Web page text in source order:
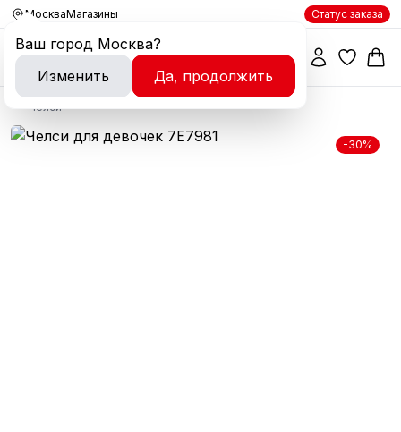
Москва
Ваш город Москва?
Изменить
Да, продолжить
Магазины Статус заказа
Челси
-30%